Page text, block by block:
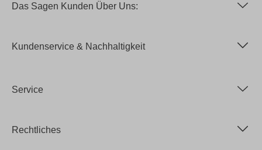
Das Sagen Kunden Über Uns:
Kundenservice & Nachhaltigkeit
Service
Rechtliches